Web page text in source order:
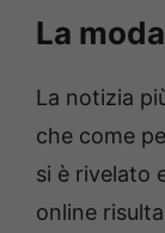
La
La notizia
che come
si è rivelato
online